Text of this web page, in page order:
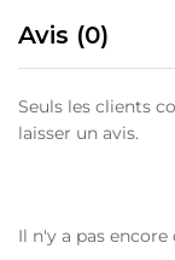
Avis (0)
Seuls les clients
laisser un avis.
Il n'y a pas encore